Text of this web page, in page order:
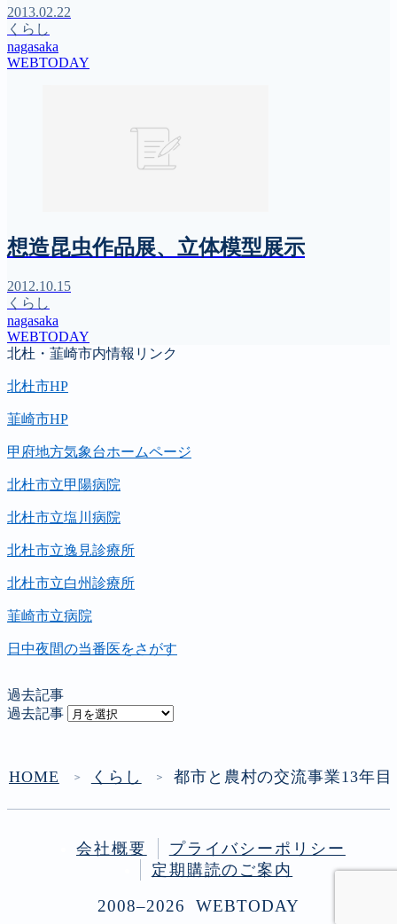
2013.02.22
くらし
nagasaka
WEBTODAY
想造昆虫作品展、立体模型展示
2012.10.15
くらし
nagasaka
WEBTODAY
北杜・韮崎市内情報リンク
北杜市HP
韮崎市HP
甲府地方気象台ホームページ
北杜市立甲陽病院
北杜市立塩川病院
北杜市立逸見診療所
北杜市立白州診療所
韮崎市立病院
日中夜間の当番医をさがす
過去記事
過去記事
HOME ＞ くらし ＞ 都市と農村の交流事業13年目
会社概要
プライバシーポリシー
定期購読のご案内
2008–2026 WEBTODAY